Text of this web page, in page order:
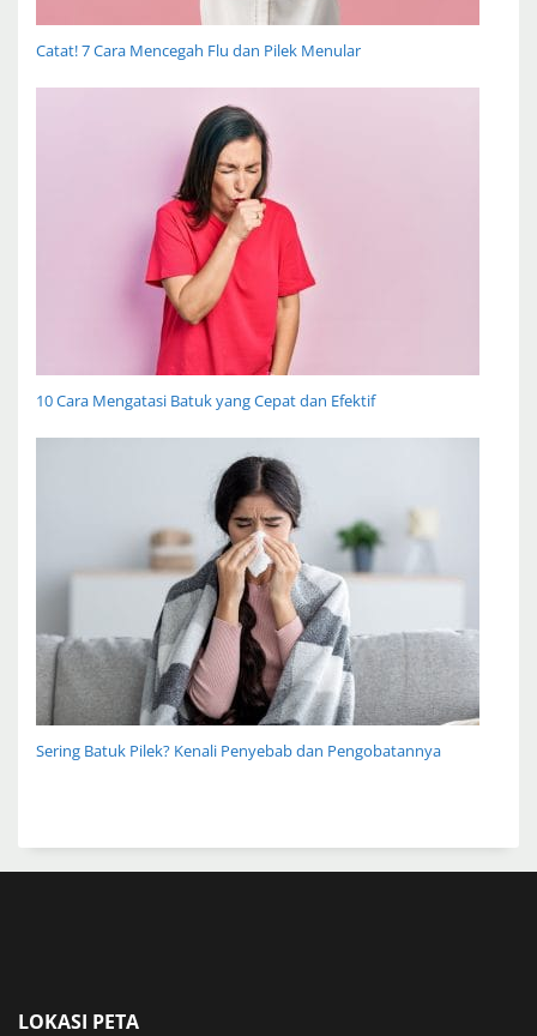
Catat! 7 Cara Mencegah Flu dan Pilek Menular
10 Cara Mengatasi Batuk yang Cepat dan Efektif
Sering Batuk Pilek? Kenali Penyebab dan Pengobatannya
LOKASI PETA